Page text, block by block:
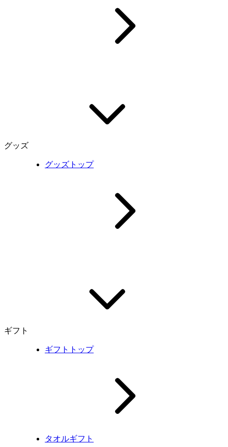
グッズ
グッズトップ
ギフト
ギフトトップ
タオルギフト